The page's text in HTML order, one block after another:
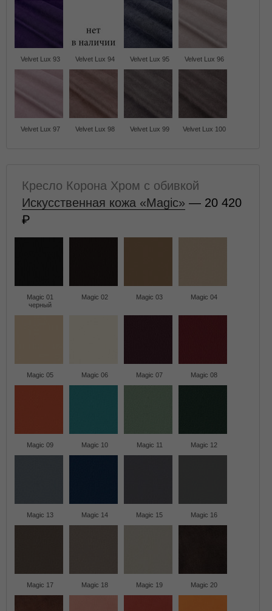
Velvet Lux 93 Velvet Lux 94 Velvet Lux 95 Velvet Lux 96
Velvet Lux 97 Velvet Lux 98 Velvet Lux 99 Velvet Lux 100
Кресло Корона Хром с обивкой
Искусственная кожа «Magic» — 20 420
Magic 01
черный
Magic 02 Magic 03 Magic 04
Magic 05 Magic 06 Magic 07 Magic 08
Magic 09 Magic 10 Magic 11 Magic 12
Magic 13 Magic 14 Magic 15 Magic 16
Magic 17 Magic 18 Magic 19 Magic 20